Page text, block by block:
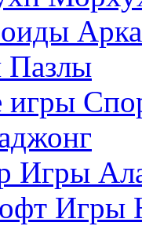
Пазлы
Игры
Игры